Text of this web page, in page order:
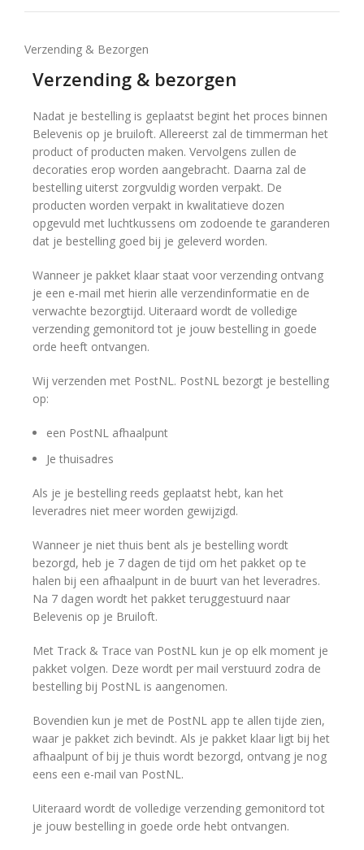
Verzending & Bezorgen
Verzending & bezorgen
Nadat je bestelling is geplaatst begint het proces binnen
Belevenis op je bruiloft. Allereerst zal de timmerman het
product of producten maken. Vervolgens zullen de
decoraties erop worden aangebracht. Daarna zal de
bestelling uiterst zorgvuldig worden verpakt. De
producten worden verpakt in kwalitatieve dozen
opgevuld met luchtkussens om zodoende te garanderen
dat je bestelling goed bij je geleverd worden.
Wanneer je pakket klaar staat voor verzending ontvang
je een e-mail met hierin alle verzendinformatie en de
verwachte bezorgtijd. Uiteraard wordt de volledige
verzending gemonitord tot je jouw bestelling in goede
orde heeft ontvangen.
Wij verzenden met PostNL. PostNL bezorgt je bestelling
op:
een PostNL afhaalpunt
Je thuisadres
Als je je bestelling reeds geplaatst hebt, kan het
leveradres niet meer worden gewijzigd.
Wanneer je niet thuis bent als je bestelling wordt
bezorgd, heb je 7 dagen de tijd om het pakket op te
halen bij een afhaalpunt in de buurt van het leveradres.
Na 7 dagen wordt het pakket teruggestuurd naar
Belevenis op je Bruiloft.
Met Track & Trace van PostNL kun je op elk moment je
pakket volgen. Deze wordt per mail verstuurd zodra de
bestelling bij PostNL is aangenomen.
Bovendien kun je met de PostNL app te allen tijde zien,
waar je pakket zich bevindt. Als je pakket klaar ligt bij het
afhaalpunt of bij je thuis wordt bezorgd, ontvang je nog
eens een e-mail van PostNL.
Uiteraard wordt de volledige verzending gemonitord tot
je jouw bestelling in goede orde hebt ontvangen.